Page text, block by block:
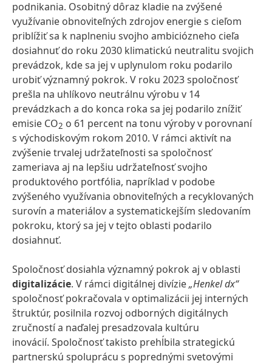
podnikania. Osobitný dôraz kladie na zvýšené
využívanie obnoviteľných zdrojov energie s cieľom
priblížiť sa k naplneniu svojho ambiciózneho cieľa
dosiahnuť do roku 2030 klimatickú neutralitu svojich
prevádzok, kde sa jej v uplynulom roku podarilo
urobiť významný pokrok. V roku 2023 spoločnosť
prešla na uhlíkovo neutrálnu výrobu v 14
prevádzkach a do konca roka sa jej podarilo znížiť
emisie CO2 o 61 percent na tonu výroby v porovnaní
s východiskovým rokom 2010. V rámci aktivít na
zvýšenie trvalej udržateľnosti sa spoločnosť
zameriava aj na lepšiu udržateľnosť svojho
produktového portfólia, napríklad v podobe
zvýšeného využívania obnoviteľných a recyklovaných
surovín a materiálov a systematickejším sledovaním
pokroku, ktorý sa jej v tejto oblasti podarilo
dosiahnuť.
Spoločnosť dosiahla významný pokrok aj v oblasti
digitalizácie. V rámci digitálnej divízie„Henkel dx“
spoločnosť pokračovala v optimalizácii jej interných
štruktúr, posilnila rozvoj odborných digitálnych
zručností a naďalej presadzovala kultúru
inovácií. Spoločnosť takisto prehĺbila strategickú
partnerskú spoluprácu s poprednými svetovými